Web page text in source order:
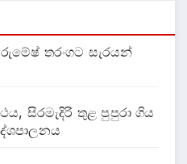
තරංගට සැරයන්
සිරමැදිරි තුළ පුපුරා ගිය